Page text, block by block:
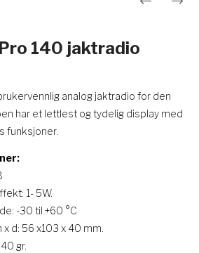
140 jaktradio
analog jaktradio for den
har et lettlest og tydelig display med
funksjoner.
1- 5W.
-30 til +60 °C
x d: 56 x103 x 40 mm.
gr.